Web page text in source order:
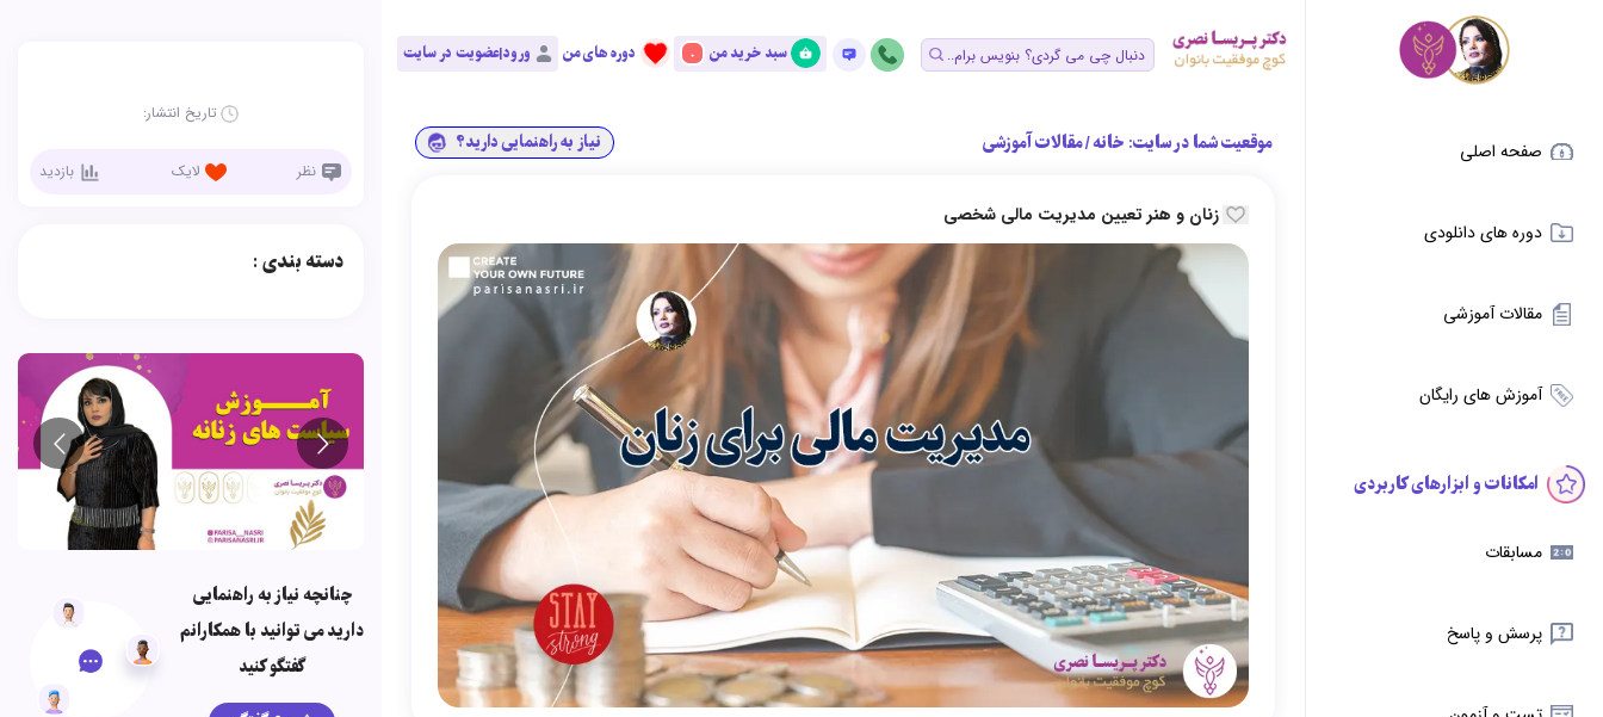
صفحه اصلی
دوره های دانلودی
مقالات آموزشی
آموزش های رایگان
امکانات و ابزارهای کاربردی
مسابقات
پرسش و پاسخ
سبد خرید من 0 دوره های من ورود|عضویت در سایت
موقعیت شما در سایت: خانه/مقالات آموزشی نیاز به راهنمایی دارید؟
زنان و هنر تعیین مدیریت مالی شخصی
تاریخ انتشار:
نظر لایک بازدید
دسته بندی :
چنانچه نیاز به راهنمایی
دارید می توانید با همکارانم
گفتگو کنید